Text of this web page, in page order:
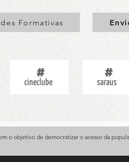
Formativas
cineclube saraus
o objetivo de democratizar o acesso da